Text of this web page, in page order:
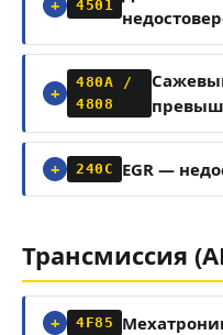
4501
480A /
4808
240C EGR —
Трансмиссия
4F85